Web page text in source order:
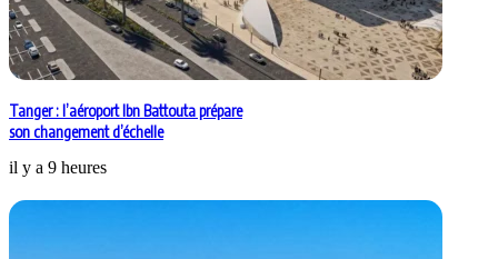
Tanger : l’aéroport Ibn Battouta prépare
son changement d’échelle
il y a 9 heures